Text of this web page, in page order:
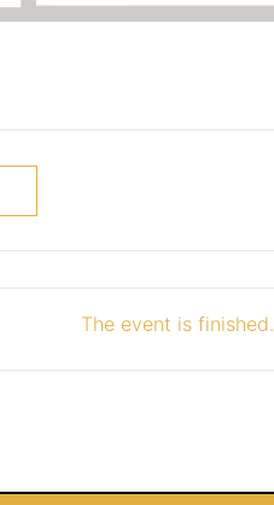
The event is finished.